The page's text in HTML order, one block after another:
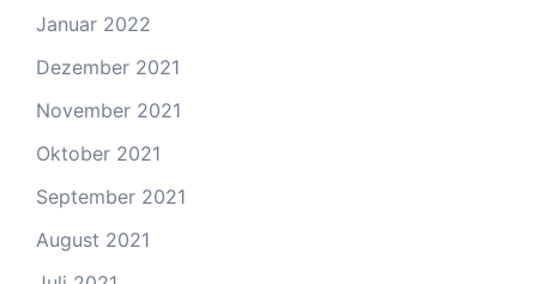
Januar 2022
Dezember 2021
November 2021
Oktober 2021
September 2021
August 2021